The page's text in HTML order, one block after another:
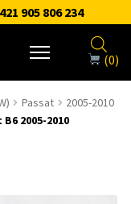
905 806 234
(0)
Passat
2005-2010
2005-2010